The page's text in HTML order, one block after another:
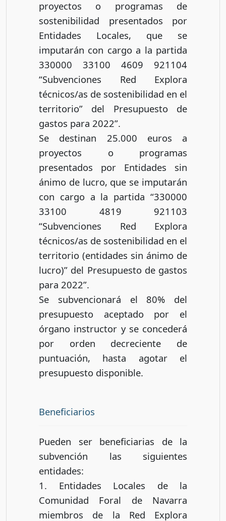
proyectos o programas de
sostenibilidad presentados por
Entidades Locales, que se
imputarán con cargo a la partida
330000 33100 4609 921104
“Subvenciones Red Explora
técnicos/as de sostenibilidad en el
territorio” del Presupuesto de
gastos para 2022”.
Se destinan 25.000 euros a
proyectos o programas
presentados por Entidades sin
ánimo de lucro, que se imputarán
con cargo a la partida “330000
33100 4819 921103
“Subvenciones Red Explora
técnicos/as de sostenibilidad en el
territorio (entidades sin ánimo de
lucro)” del Presupuesto de gastos
para 2022”.
Se subvencionará el 80% del
presupuesto aceptado por el
órgano instructor y se concederá
por orden decreciente de
puntuación, hasta agotar el
presupuesto disponible.
Beneficiarios
Pueden ser beneficiarias de la
subvención las siguientes
entidades:
1. Entidades Locales de la
Comunidad Foral de Navarra
miembros de la Red Explora